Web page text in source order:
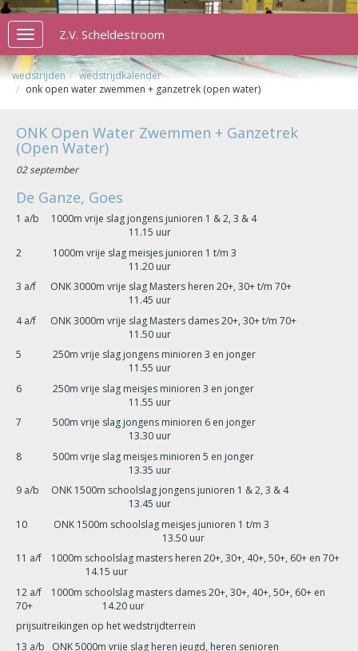
Toggle
navigation
Z.V. Scheldestroom
wedstrijden
wedstrijdkalender
onk open water zwemmen + ganzetrek (open water)
ONK Open Water Zwemmen + Ganzetrek
(Open Water)
02 september
De Ganze, Goes
1 a/b 1000m vrije slag jongens junioren 1 & 2, 3 & 4
11.15 uur
2 1000m vrije slag meisjes junioren 1 t/m 3
11.20 uur
3 a/f ONK 3000m vrije slag Masters heren 20+, 30+ t/m 70+
11.45 uur
4 a/f ONK 3000m vrije slag Masters dames 20+, 30+ t/m 70+
11.50 uur
5 250m vrije slag jongens minioren 3 en jonger
11.55 uur
6 250m vrije slag meisjes minioren 3 en jonger
11.55 uur
7 500m vrije slag jongens minioren 6 en jonger
13.30 uur
8 500m vrije slag meisjes minioren 5 en jonger
13.35 uur
9 a/b ONK 1500m schoolslag jongens junioren 1 & 2, 3 & 4
13.45 uur
10 ONK 1500m schoolslag meisjes junioren 1 t/m 3
13.50 uur
11 a/f 1000m schoolslag masters heren 20+, 30+, 40+, 50+, 60+ en 70+
14.15 uur
12 a/f 1000m schoolslag masters dames 20+, 30+, 40+, 50+, 60+ en
70+ 14.20 uur
prijsuitreikingen op het wedstrijdterrein
13 a/b ONK 5000m vrije slag heren jeugd, heren senioren